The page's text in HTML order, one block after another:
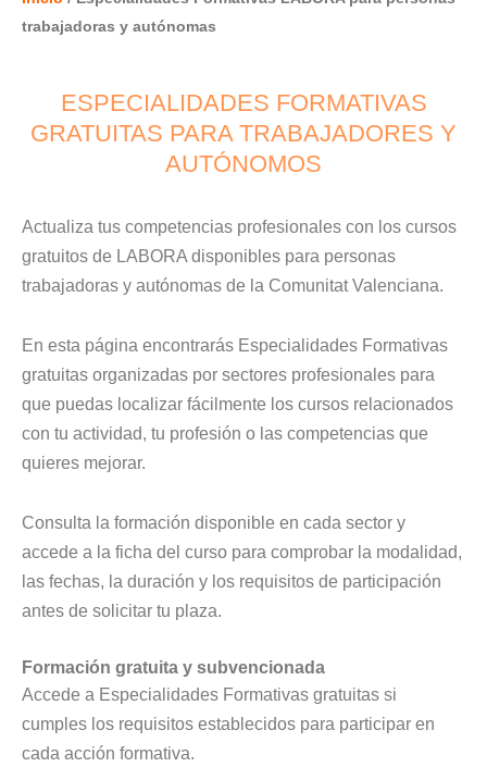
trabajadoras y autónomas
ESPECIALIDADES FORMATIVAS
GRATUITAS PARA TRABAJADORES Y
AUTÓNOMOS
Actualiza tus competencias profesionales con los cursos
gratuitos de LABORA disponibles para personas
trabajadoras y autónomas de la Comunitat Valenciana.
En esta página encontrarás Especialidades Formativas
gratuitas organizadas por sectores profesionales para
que puedas localizar fácilmente los cursos relacionados
con tu actividad, tu profesión o las competencias que
quieres mejorar.
Consulta la formación disponible en cada sector y
accede a la ficha del curso para comprobar la modalidad,
las fechas, la duración y los requisitos de participación
antes de solicitar tu plaza.
Formación gratuita y subvencionada
Accede a Especialidades Formativas gratuitas si
cumples los requisitos establecidos para participar en
cada acción formativa.